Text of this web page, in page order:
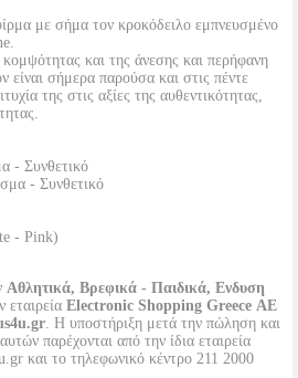
με σήμα τον κροκόδειλο εμπνευσμένο
και της άνεσης και περήφανη
είναι σήμερα παρούσα και στις πέντε
της στις αξίες της αυθεντικότητας,
- Συνθετικό
- Συνθετικό
- Pink)
Αθλητικά, Βρεφικά - Παιδικά, Ενδυση
εταιρεία Electronic Shopping Greece ΑΕ
. Η υποστήριξη μετά την πώληση και
παρέχονται από την ίδια εταιρεία
και το τηλεφωνικό κέντρο 211 2000